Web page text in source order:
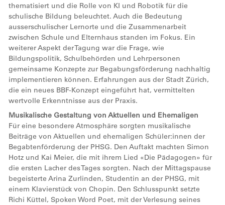
thematisiert und die Rolle von KI und Robotik für die
schulische Bildung beleuchtet. Auch die Bedeutung
ausserschulischer Lernorte und die Zusammenarbeit
zwischen Schule und Elternhaus standen im Fokus. Ein
weiterer Aspekt der Tagung war die Frage, wie
Bildungspolitik, Schulbehörden und Lehrpersonen
gemeinsame Konzepte zur Begabungsförderung nachhaltig
implementieren können. Erfahrungen aus der Stadt Zürich,
die ein neues BBF-Konzept eingeführt hat, vermittelten
wertvolle Erkenntnisse aus der Praxis.
Musikalische Gestaltung von Aktuellen und Ehemaligen
Für eine besondere Atmosphäre sorgten musikalische
Beiträge von Aktuellen und ehemaligen Schüler:innen der
Begabtenförderung der PHSG. Den Auftakt machten Simon
Hotz und Kai Meier, die mit ihrem Lied «Die Pädagogen» für
die ersten Lacher des Tages sorgten. Nach der Mittagspause
begeisterte Arina Zurlinden, Studentin an der PHSG, mit
einem Klavierstück von Chopin. Den Schlusspunkt setzte
Richi Küttel, Spoken Word Poet, mit der Verlesung seines